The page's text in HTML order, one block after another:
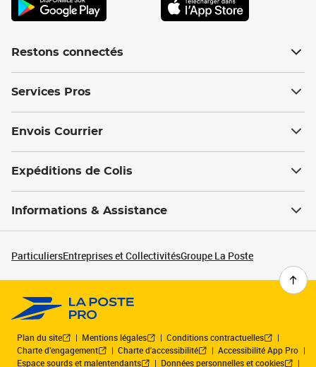
Restons connectés
Services Pros
Envois Courrier
Expéditions de Colis
Informations & Assistance
ParticuliersEntreprises et CollectivitésGroupe La Poste
Plan du site Mentions légales
Conditions contractuelles
Charte d’engagement
Charte d'accessibilité
Accessibilité App Pro
Espace sourds et malentendants
Données personnelles et cookies